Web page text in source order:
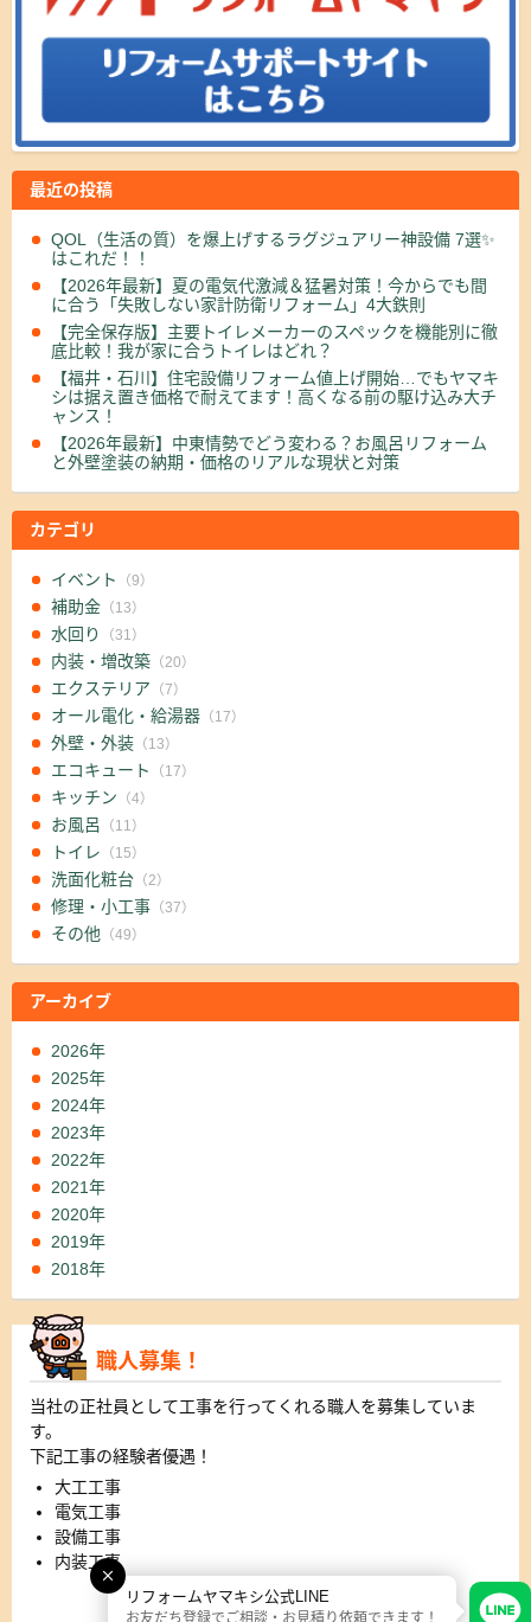
最近の投稿
QOL（生活の質）を爆上げするラグジュアリー神設備 7選✨
はこれだ！！
【2026年最新】夏の電気代激減＆猛暑対策！今からでも間
に合う「失敗しない家計防衛リフォーム」4大鉄則
【完全保存版】主要トイレメーカーのスペックを機能別に徹
底比較！我が家に合うトイレはどれ？
【福井・石川】住宅設備リフォーム値上げ開始…でもヤマキ
シは据え置き価格で耐えてます！高くなる前の駆け込み大チ
ャンス！
【2026年最新】中東情勢でどう変わる？お風呂リフォーム
と外壁塗装の納期・価格のリアルな現状と対策
カテゴリ
イベント （9）
補助金（13）
水回り （31）
内装・増改築（20）
エクステリア （7）
オール電化・給湯器（17）
外壁・外装（13）
エコキュート （17）
キッチン （4）
お風呂 （11）
トイレ （15）
洗面化粧台（2）
修理・小工事（37）
その他 （49）
アーカイブ
2026年
2025年
2024年
2023年
2022年
2021年
2020年
2019年
2018年
職人募集！
当社の正社員として工事を行ってくれる職人を募集していま
す。
下記工事の経験者優遇！
大工工事
電気工事
設備工事
内装工事
詳細はこちら
リフォームヤマキシ公式LINE
お友だち登録でご相談・お見積り依頼できます！